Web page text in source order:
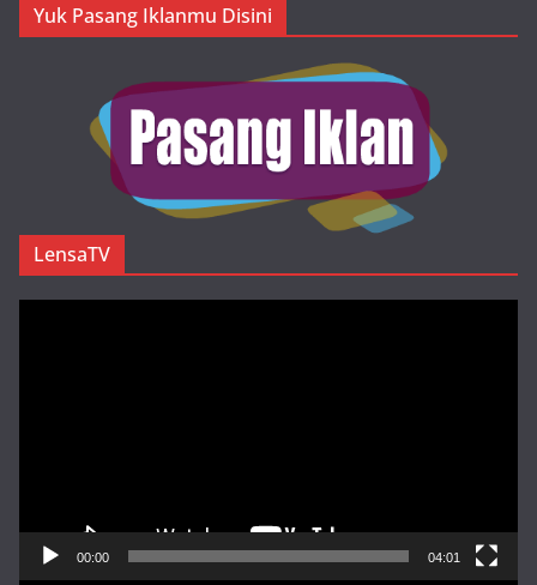
Yuk Pasang Iklanmu Disini
LensaTV
00:00 04:01